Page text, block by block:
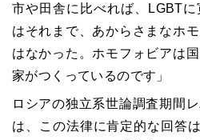
市や田舎に比べれば、LGBT
はそれまで、あからさまなホ
はなかった。ホモフォビアは
家がつくっているのです」
ロシアの独立系世論調査期間
は、この法律に肯定的な回答